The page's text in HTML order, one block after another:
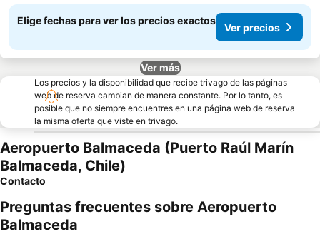
Elige fechas para ver los precios exactos
Ver precios
Ver más
Los precios y la disponibilidad que recibe trivago de las páginas
web de reserva cambian de manera constante. Por lo tanto, es
posible que no siempre encuentres en una página web de reserva
la misma oferta que viste en trivago.
Aeropuerto Balmaceda (Puerto Raúl Marín
Balmaceda, Chile)
Contacto
Preguntas frecuentes sobre Aeropuerto
Balmaceda